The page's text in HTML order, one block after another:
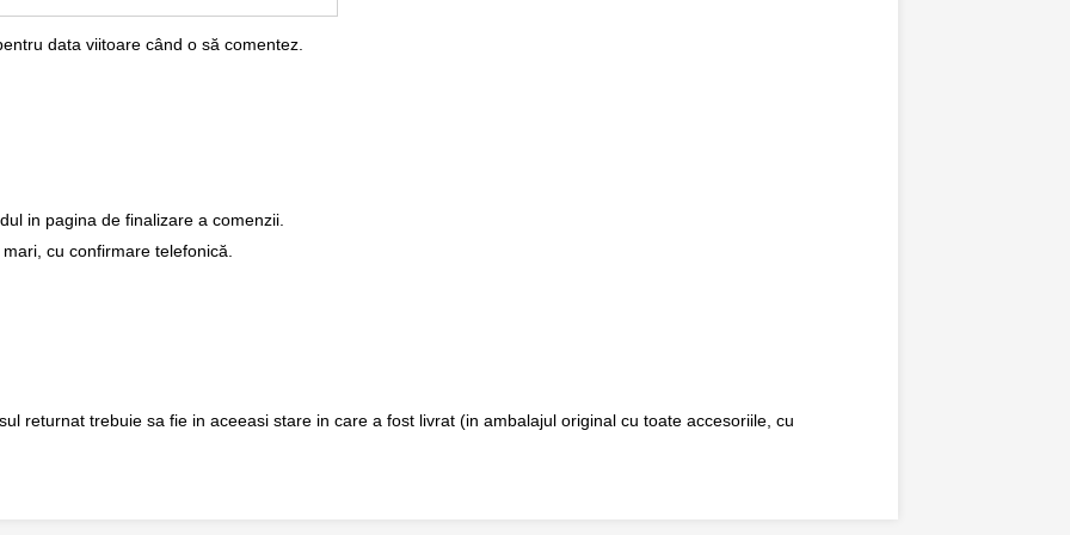
data viitoare când o să comentez.
in pagina de finalizare a comenzii.
cu confirmare telefonică.
returnat trebuie sa fie in aceeasi stare in care a fost livrat (in ambalajul original cu toate accesoriile, cu